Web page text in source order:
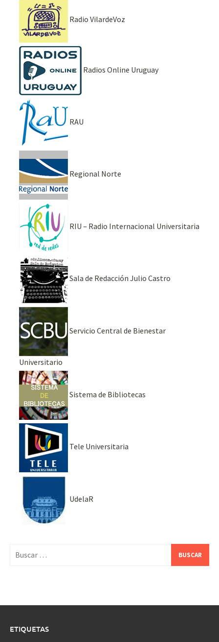
Radio VilardeVoz
Radios Online Uruguay
RAU
Regional Norte
RIU – Radio Internacional Universitaria
Sala de Redacción Julio Castro
Servicio Central de Bienestar
Universitario
Sistema de Bibliotecas
Tele Universitaria
UdelaR
ETIQUETAS